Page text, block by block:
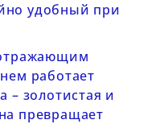
удобный при
работает
– золотистая и
превращает